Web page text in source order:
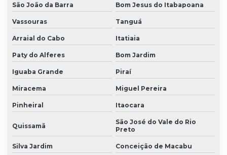
São João da Barra Bom Jesus do Itabapoana
Vassouras Tanguá
Arraial do Cabo Itatiaia
Paty do Alferes Bom Jardim
Iguaba Grande Piraí
Miracema Miguel Pereira
Pinheiral Itaocara
Quissamã
São José do Vale do Rio
Preto
Silva Jardim Conceição de Macabu